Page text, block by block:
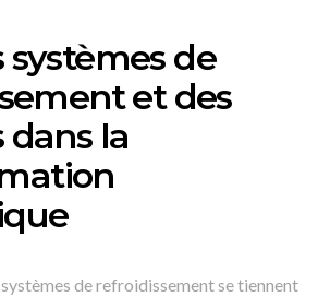
systèmes de
et des
dans la
de refroidissement se tiennent